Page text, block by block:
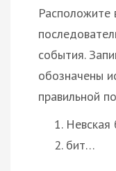
Расположите
события.
обозначены
правильной
Невская
бит…